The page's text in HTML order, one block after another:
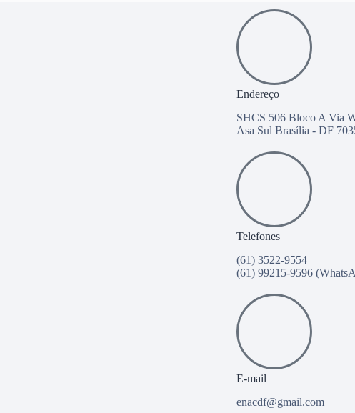
Endereço
SHCS 506 Bloco A Via
Asa Sul Brasília - DF
Telefones
(61) 3522-9554
(61) 99215-9596
E-mail
enacdf@gmail.com